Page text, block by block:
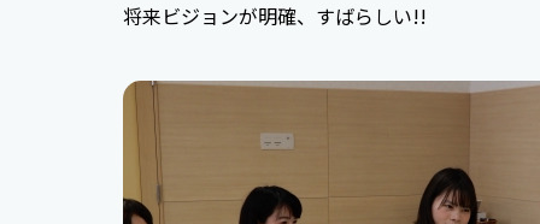
将来ビジョンが明確、すばらしい!!